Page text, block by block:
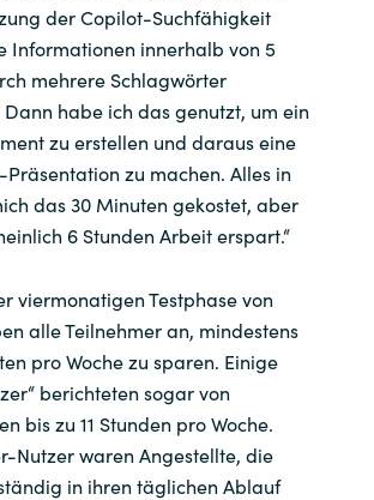
der Copilot-Suchfähigkeit
Informationen innerhalb von 5
mehrere Schlagwörter
habe ich das genutzt, um ein
zu erstellen und daraus eine
zu machen. Alles in
das 30 Minuten gekostet, aber
6 Stunden Arbeit erspart.“
viermonatigen Testphase von
alle Teilnehmer an, mindestens
pro Woche zu sparen. Einige
berichteten sogar von
bis zu 11 Stunden pro Woche.
Nutzer waren Angestellte, die
in ihren täglichen Ablauf